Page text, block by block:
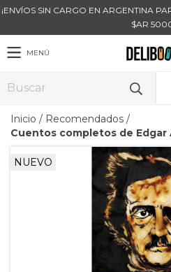
¡ENVÍOS SIN CARGO EN ARGENTINA
$AR
MENÚ
Inicio / Recomendados /
Cuentos completos de Edgar
NUEVO